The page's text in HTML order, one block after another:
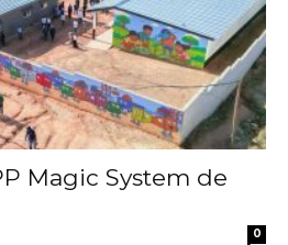
Magic System de
0